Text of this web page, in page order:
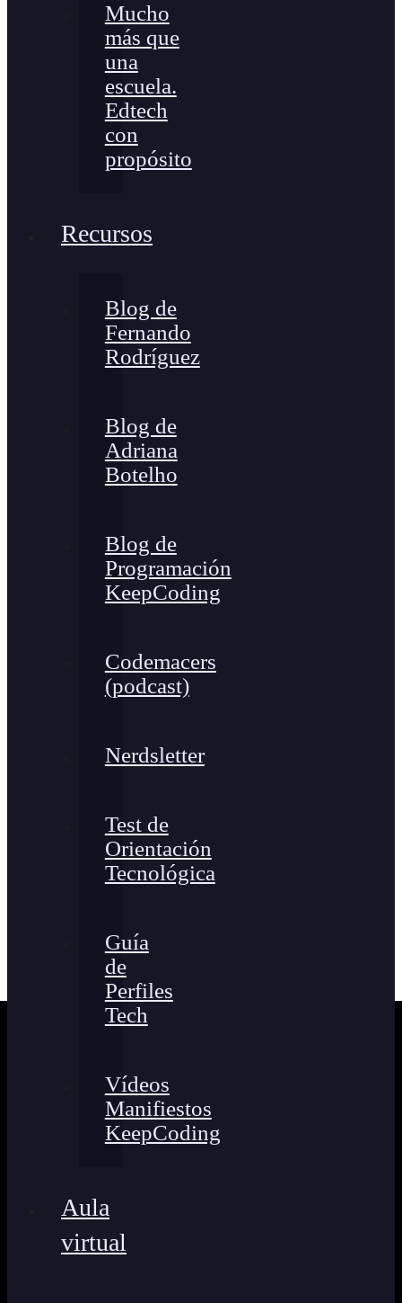
Mucho
más que
una
escuela.
Edtech
con
propósito
Recursos
Blog de
Fernando
Rodríguez
Blog de
Adriana
Botelho
Blog de
Programación
KeepCoding
Codemacers
(podcast)
Nerdsletter
Test de
Orientación
Tecnológica
Guía
de
Perfiles
Tech
Vídeos
Manifiestos
KeepCoding
Aula
virtual